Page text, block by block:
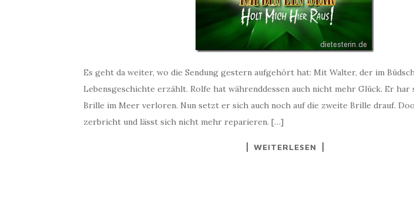
Es geht da weiter, wo die Sendung gestern aufgehört hat: Mit Walter, der im
Lebensgeschichte erzählt. Rolfe hat währenddessen auch nicht mehr Glück. Er har
Brille im Meer verloren. Nun setzt er sich auch noch auf die zweite Brille drauf.
zerbricht und lässt sich nicht mehr reparieren. […]
WEITERLESEN